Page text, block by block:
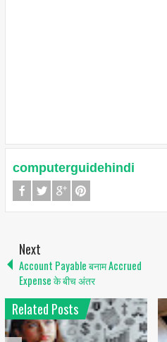
computerguidehindi
Next
Account Payable बनाम Accrued
Expense के बीच अंतर
Related Posts